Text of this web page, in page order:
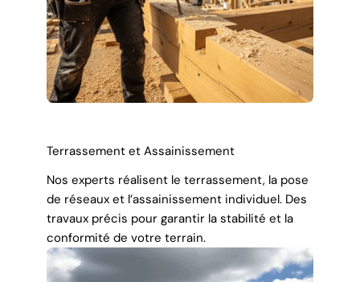
Terrassement et Assainissement
Nos experts réalisent le terrassement, la pose
de réseaux et l’assainissement individuel. Des
travaux précis pour garantir la stabilité et la
conformité de votre terrain.